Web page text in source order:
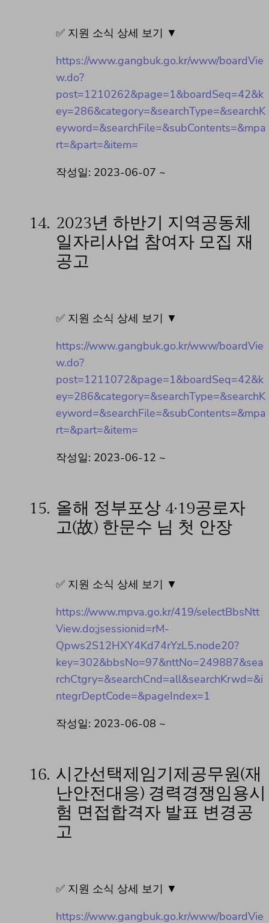
✅ 지원 소식 상세 보기 ▼
https://www.gangbuk.go.kr/www/boardVie
w.do?
post=1210262&page=1&boardSeq=42&k
ey=286&category=&searchType=&searchK
eyword=&searchFile=&subContents=&mpa
rt=&part=&item=
작성일: 2023-06-07 ~
14. 2023년 하반기 지역공동체
일자리사업 참여자 모집 재
공고
✅ 지원 소식 상세 보기 ▼
https://www.gangbuk.go.kr/www/boardVie
w.do?
post=1211072&page=1&boardSeq=42&k
ey=286&category=&searchType=&searchK
eyword=&searchFile=&subContents=&mpa
rt=&part=&item=
작성일: 2023-06-12 ~
15. 올해 정부포상 4·19공로자
고(故) 한문수 님 첫 안장
✅ 지원 소식 상세 보기 ▼
https://www.mpva.go.kr/419/selectBbsNtt
View.do;jsessionid=rM-
Qpws2S12HXY4Kd74rYzL5.node20?
key=302&bbsNo=97&nttNo=249887&sea
rchCtgry=&searchCnd=all&searchKrwd=&i
ntegrDeptCode=&pageIndex=1
작성일: 2023-06-08 ~
16. 시간선택제임기제공무원(재
난안전대응) 경력경쟁임용시
험 면접합격자 발표 변경공
고
✅ 지원 소식 상세 보기 ▼
https://www.gangbuk.go.kr/www/boardVie